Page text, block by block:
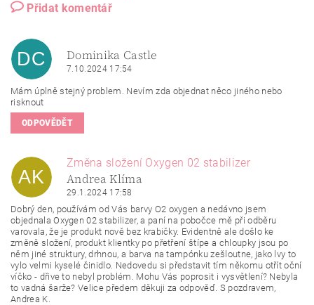
Přidat komentář
DC Dominika Castle
7.10.2024 17:54
Mám úplně stejný problem. Nevím zda objednat něco jiného nebo
risknout
ODPOVĚDĚT
AK
Změna složení Oxygen 02 stabilizer
Andrea Klíma
29.1.2024 17:58
Dobrý den, používám od Vás barvy O2 oxygen a nedávno jsem
objednala Oxygen 02 stabilizer, a paní na pobočce mě při odběru
varovala, že je produkt nově bez krabičky. Evidentně ale došlo ke
změně složení, produkt klientky po přetření štípe a chloupky jsou po
něm jiné struktury, drhnou, a barva na tampónku zešloutne, jako lvy to
vylo velmi kyselé činidlo. Nedovedu si představit tím někomu otřít oční
víčko - dřive to nebyl problém. Mohu Vás poprosit i vysvětlení? Nebyla
to vadná šarže? Velice předem děkuji za odpověď. S pozdravem,
Andrea K.